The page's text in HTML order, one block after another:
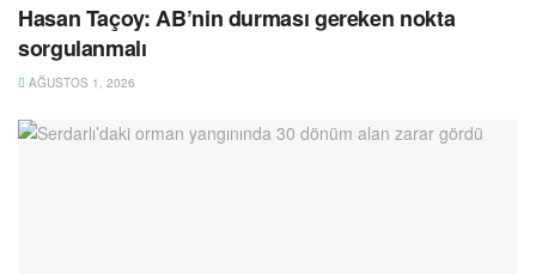
Hasan Taçoy: AB’nin durması gereken nokta
sorgulanmalı
AĞUSTOS 1, 2026